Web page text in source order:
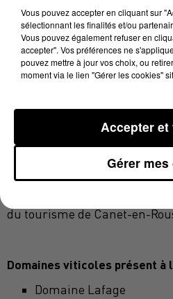
à la mer »auront la possibilité
vin des bouteilles immergées
Marie Pierre Baux,
du mas Baux, a déjà pu
l’immersion va garder plus de
la bouteille est moins évoluée »,
pourra se faire son propre
programme une ambiance
gourmande et musicale
du tourisme de Canet-en-
Domaines viticoles présent à
Domaine Lafage
Vous pouvez accepter en cliquant sur
sélectionnant les finalités et/ou
Vous pouvez également refuser en
accepter". Vos préférences ne
pouvez mettre à jour vos choix, ou
moment via le lien "Gérer les cookies"
Gérer
Accepter et